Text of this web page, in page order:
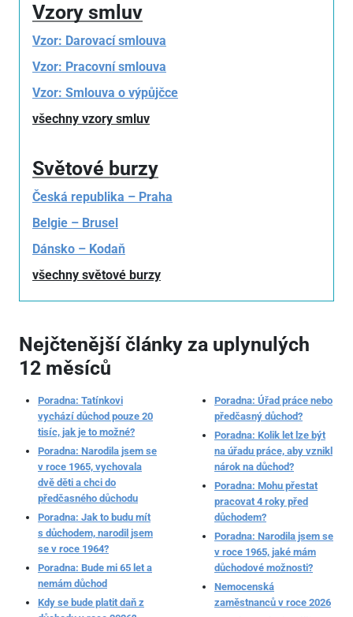
Vzory smluv
Vzor: Darovací smlouva
Vzor: Pracovní smlouva
Vzor: Smlouva o výpůjčce
všechny vzory smluv
Světové burzy
Česká republika – Praha
Belgie – Brusel
Dánsko – Kodaň
všechny světové burzy
Nejčtenější články za uplynulých
12 měsíců
Poradna: Tatínkovi
vychází důchod pouze 20
tisíc, jak je to možné?
Poradna: Narodila jsem se
v roce 1965, vychovala
dvě děti a chci do
předčasného důchodu
Poradna: Jak to budu mít
s důchodem, narodil jsem
se v roce 1964?
Poradna: Bude mi 65 let a
nemám důchod
Kdy se bude platit daň z
Poradna: Úřad práce nebo
předčasný důchod?
Poradna: Kolik let lze být
na úřadu práce, aby vznikl
nárok na důchod?
Poradna: Mohu přestat
pracovat 4 roky před
důchodem?
Poradna: Narodila jsem se
v roce 1965, jaké mám
důchodové možnosti?
Nemocenská
zaměstnanců v roce 2026